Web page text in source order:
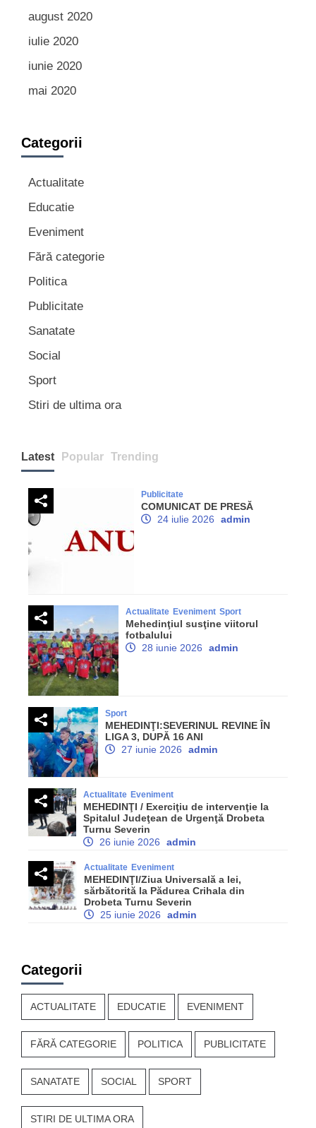
august 2020
iulie 2020
iunie 2020
mai 2020
Categorii
Actualitate
Educatie
Eveniment
Fără categorie
Politica
Publicitate
Sanatate
Social
Sport
Stiri de ultima ora
Latest Popular Trending
Publicitate
COMUNICAT DE PRESĂ
24 iulie 2026
admin
Actualitate Eveniment Sport
Mehedinţiul susţine viitorul
fotbalului
28 iunie 2026
admin
Sport
MEHEDINŢI:SEVERINUL REVINE ÎN
LIGA 3, DUPĂ 16 ANI
27 iunie 2026
admin
Actualitate Eveniment
MEHEDINŢI / Exerciţiu de intervenţie la
Spitalul Judeţean de Urgenţă Drobeta
Turnu Severin
26 iunie 2026
admin
Actualitate Eveniment
MEHEDINŢI/Ziua Universală a Iei,
sărbătorită la Pădurea Crihala din
Drobeta Turnu Severin
25 iunie 2026
admin
Categorii
ACTUALITATE EDUCATIE EVENIMENT
FĂRĂ CATEGORIE POLITICA PUBLICITATE
SANATATE SOCIAL SPORT
STIRI DE ULTIMA ORA